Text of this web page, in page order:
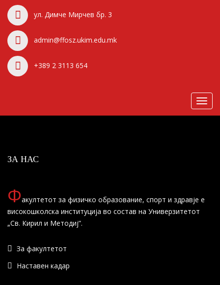
ул. Димче Мирчев бр. 3
admin@ffosz.ukim.edu.mk
+389 2 3113 654
ЗА НАС
Факултетот за физичко образование, спорт и здравје е
високошколска институција во состав на Универзитетот
„Св. Кирил и Методиј”.
За факултетот
Наставен кадар